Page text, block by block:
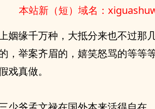
本站新（短）域名：
姻缘千万种，大抵分来也不过那
，举案齐眉的，嬉笑怒骂的等等
戏真做。